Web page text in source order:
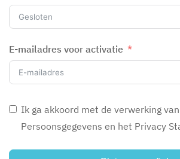
E-mailadres voor activatie
Ik ga akkoord met de verwerking
Persoonsgegevens en het Privacy